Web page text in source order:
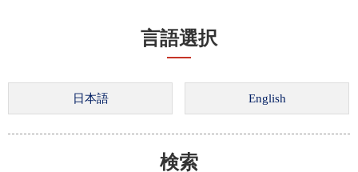
言語選択
検索